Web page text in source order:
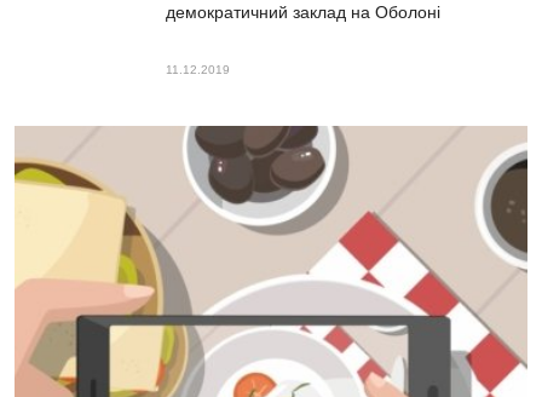
демократичний заклад на Оболоні
11.12.2019